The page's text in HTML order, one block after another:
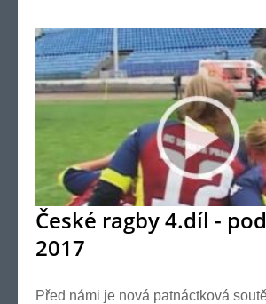
České ragby 4.díl -
2017
Před námi je nová patnáctková